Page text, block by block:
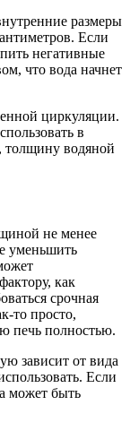
размеры
Если
негативные
что вода начнет
циркуляции.
в
толщину водяной
не менее
уменьшить
как
срочная
то просто,
печь полностью.
зависит от вида
Если
может быть